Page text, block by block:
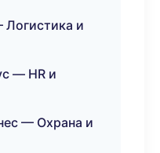
и
— HR и
— Охрана и